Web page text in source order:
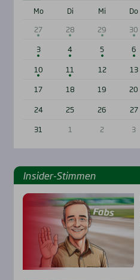
Mo Di Mi Do
27
28 29 30
3
4 5 6
10
11 12 13
17
18 19 20
24
25 26 27
31
1 2 3
Insi­der-Stim­men